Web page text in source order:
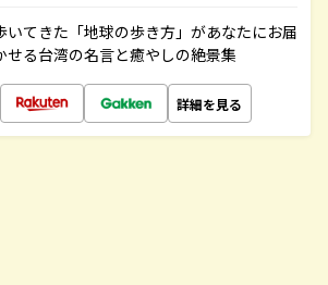
いてきた「地球の歩き方」があなたにお届
せる台湾の名言と癒やしの絶景集
詳細を見る